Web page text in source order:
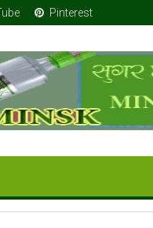
Pinterest